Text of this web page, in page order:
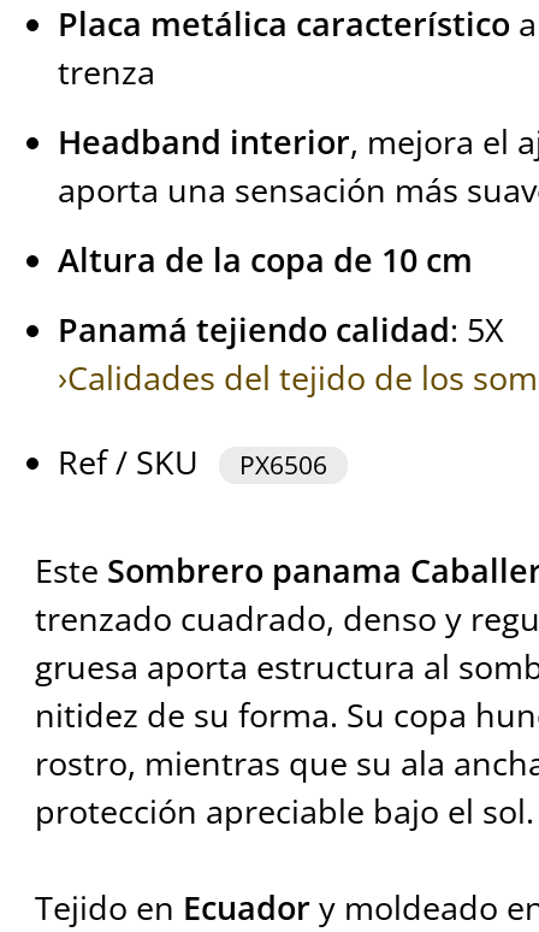
Placa metálica característico
trenza
Headband interior, mejora el
aporta una sensación más
Altura de la copa de 10 cm
Panamá tejiendo calidad: 5X
›Calidades del tejido de los
Ref / SKU
PX6506
Este Sombrero panama
trenzado cuadrado, denso y
gruesa aporta estructura al
nitidez de su forma. Su copa
rostro, mientras que su ala
protección apreciable bajo el sol.
Tejido en Ecuadory moldeado